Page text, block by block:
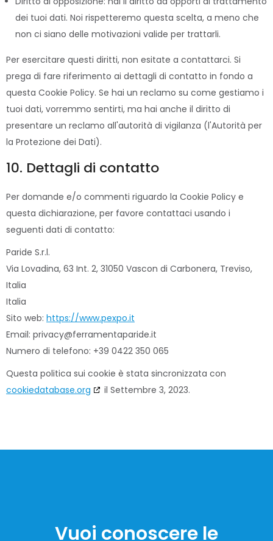
dei tuoi dati. Noi rispetteremo questa scelta, a meno che
non ci siano delle motivazioni valide per trattarli.
Per esercitare questi diritti, non esitate a contattarci. Si
prega di fare riferimento ai dettagli di contatto in fondo a
questa Cookie Policy. Se hai un reclamo su come gestiamo i
tuoi dati, vorremmo sentirti, ma hai anche il diritto di
presentare un reclamo all'autorità di vigilanza (l'Autorità per
la Protezione dei Dati).
10. Dettagli di contatto
Per domande e/o commenti riguardo la Cookie Policy e
questa dichiarazione, per favore contattaci usando i
seguenti dati di contatto:
Paride S.r.l.
Via Lovadina, 63 Int. 2, 31050 Vascon di Carbonera, Treviso,
Italia
Italia
Sito web: https://www.pexpo.it
Email: privacy@ferramentaparide.it
Numero di telefono: +39 0422 350 065
Questa politica sui cookie è stata sincronizzata con
cookiedatabase.org
il Settembre 3, 2023.
Vuoi conoscere le